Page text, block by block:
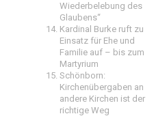
Wiederbelebung des
Glaubens“
Kardinal Burke ruft zu
Einsatz für Ehe und
Familie auf – bis zum
Martyrium
Schönborn:
Kirchenübergaben an
andere Kirchen ist der
richtige Weg